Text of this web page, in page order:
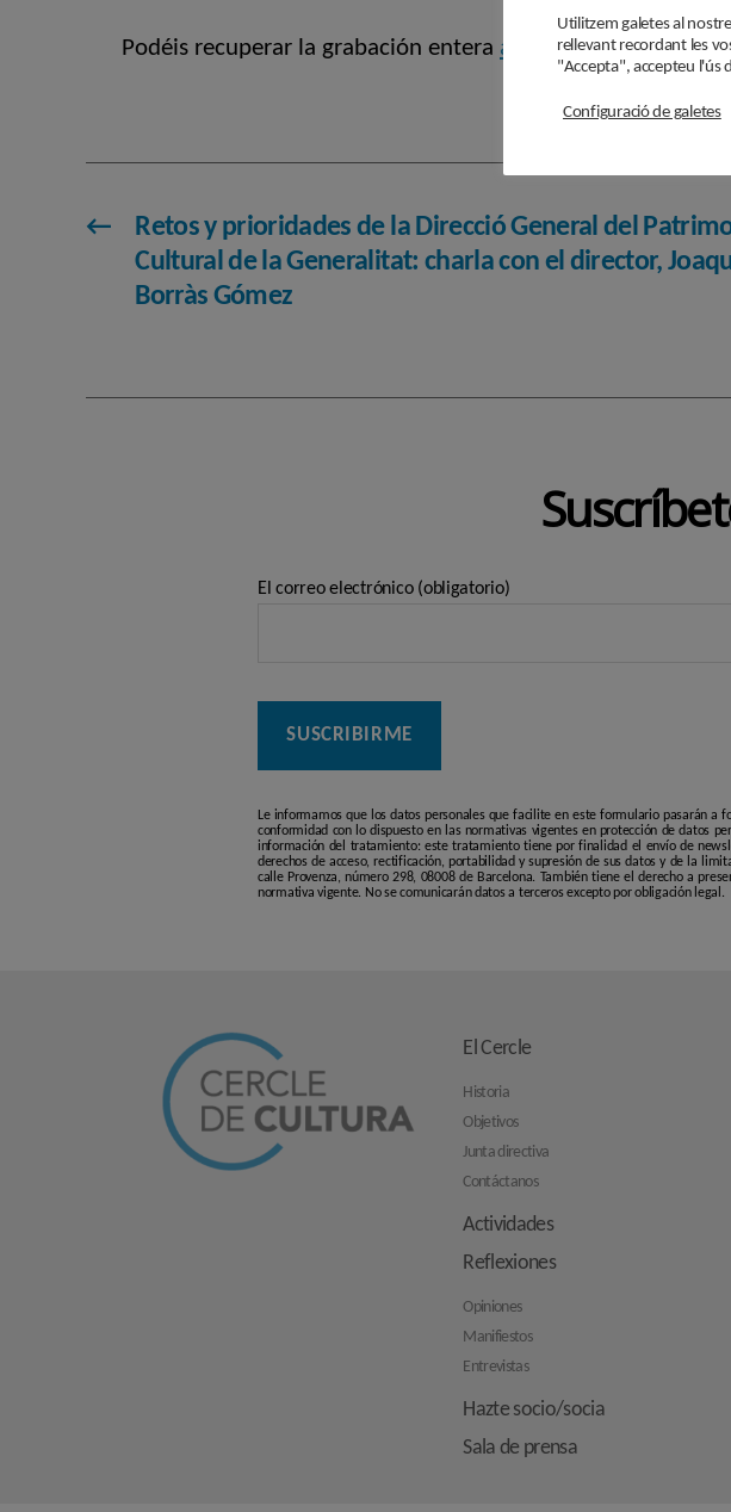
Podéis recuperar la grabación entera aquí
←
Retos y prioridades de la Direcció General del
Cultural de la Generalitat: charla con el director,
Borràs Gómez
El correo electrónico (obligatorio)
Le informamos que los datos personales que facilite en este formulario pasarán a
conformidad con lo dispuesto en las normativas vigentes en protección de datos
información del tratamiento: este tratamiento tiene por finalidad el envío de
derechos de acceso, rectificación, portabilidad y supresión de sus datos y de la
calle Provenza, número 298, 08008 de Barcelona. También tiene el derecho a
normativa vigente. No se comunicarán datos a terceros excepto por obligación legal.
El Cercle
Historia
Objetivos
Junta directiva
Contáctanos
Actividades
Reflexiones
Opiniones
Manifiestos
Entrevistas
Hazte socio/socia
Sala de prensa
Utilitzem galetes al
rellevant recordant les
"Accepta", accepteu l'ús
Configuració de galetes